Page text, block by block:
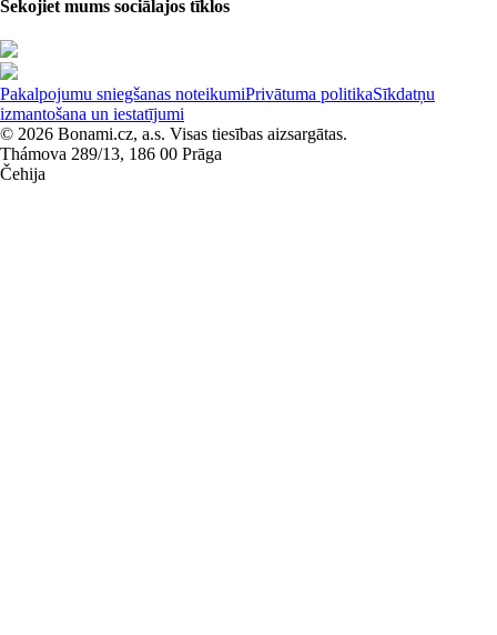
Sekojiet mums sociālajos tīklos
Pakalpojumu sniegšanas noteikumiPrivātuma politikaSīkdatņu
izmantošana un iestatījumi
© 2026 Bonami.cz, a.s. Visas tiesības aizsargātas.
Thámova 289/13, 186 00 Prāga
Čehija